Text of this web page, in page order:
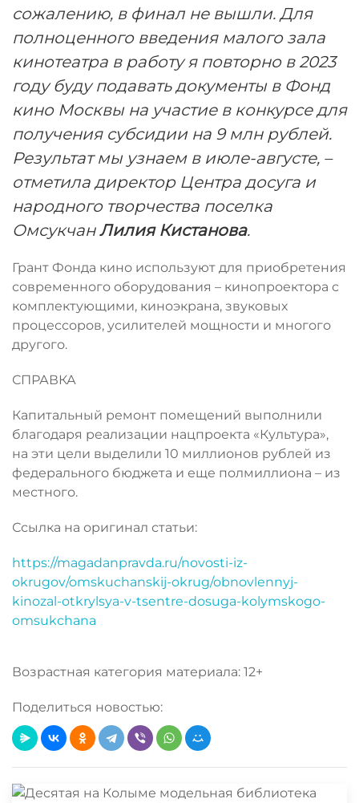
сожалению, в финал не вышли. Для
полноценного введения малого зала
кинотеатра в работу я повторно в 2023
году буду подавать документы в Фонд
кино Москвы на участие в конкурсе для
получения субсидии на 9 млн рублей.
Результат мы узнаем в июле-августе, –
отметила директор Центра досуга и
народного творчества поселка
ОмсукчанЛилия Кистанова.
Грант Фонда кино используют для приобретения
современного оборудования – кинопроектора с
комплектующими, киноэкрана, звуковых
процессоров, усилителей мощности и многого
другого.
СПРАВКА
Капитальный ремонт помещений выполнили
благодаря реализации нацпроекта «Культура»,
на эти цели выделили 10 миллионов рублей из
федерального бюджета и еще полмиллиона – из
местного.
Ссылка на оригинал статьи:
https://magadanpravda.ru/novosti-iz-
okrugov/omskuchanskij-okrug/obnovlennyj-
kinozal-otkrylsya-v-tsentre-dosuga-kolymskogo-
omsukchana
Возрастная категория материала: 12+
Поделиться новостью: